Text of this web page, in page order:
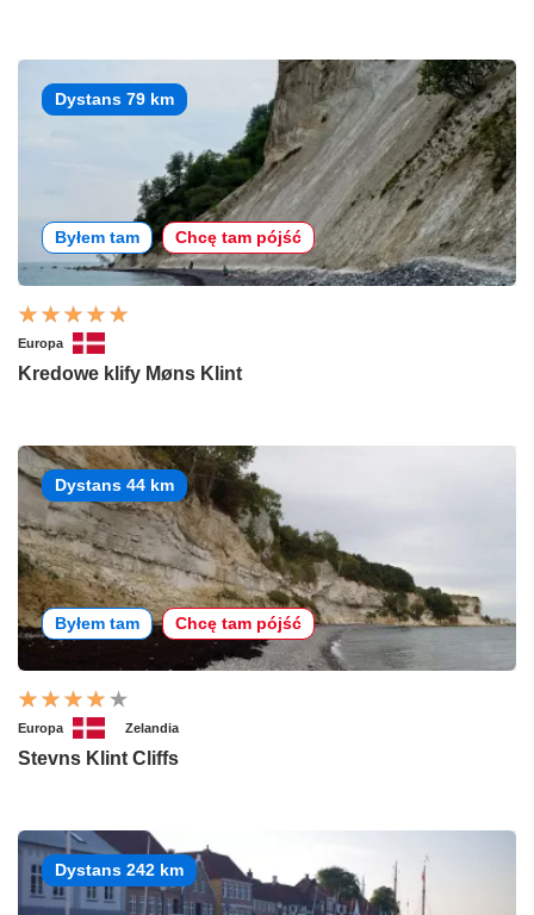
Dystans 79 km
Byłem tam Chcę tam pójść
Europa
Kredowe klify Møns Klint
Dystans 44 km
Byłem tam Chcę tam pójść
Europa Zelandia
Stevns Klint Cliffs
Dystans 242 km